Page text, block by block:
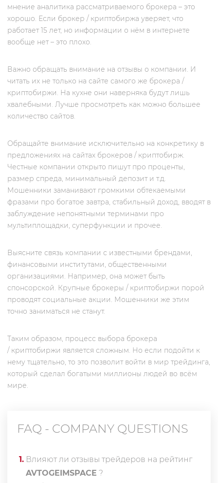
мнение аналитика рассматриваемого брокера – это
хорошо. Если брокер / криптобиржа уверяет, что
работает 15 лет, но информации о нём в интернете
вообще нет – это плохо.
Важно обращать внимание на отзывы о компании. И
читать их не только на сайте самого же брокера /
криптобиржи. На кухне они наверняка будут лишь
хвалебными. Лучше просмотреть как можно большее
количество сайтов.
Обращайте внимание исключительно на конкретику в
предложениях на сайтах брокеров / криптобирж.
Честные компании открыто пишут про проценты,
размер спреда, минимальный депозит и т.д.
Мошенники заманивают громкими обтекаемыми
фразами про богатое завтра, стабильный доход, вводят в
заблуждение непонятными терминами про
мультиплощадки, суперфункции и прочее.
Выясните связь компании с известными брендами,
финансовыми институтами, общественными
организациями. Например, она может быть
спонсорской. Крупные брокеры / криптобиржи порой
проводят социальные акции. Мошенники же этим
точно заниматься не станут.
Таким образом, процесс выбора брокера
/ криптобиржи является сложным. Но если подойти к
нему тщательно, то это позволит войти в мир трейдинга,
который сделал богатыми миллионы людей во всём
мире.
FAQ - COMPANY QUESTIONS
1. Влияют ли отзывы трейдеров на рейтинг
AVTOGEIMSPACE ?